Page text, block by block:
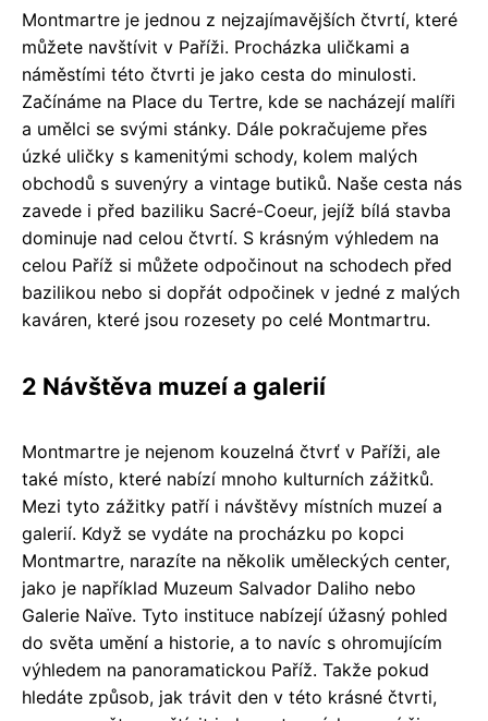
Montmartre je jednou z nejzajímavějších čtvrtí, které
můžete navštívit v Paříži. Procházka uličkami a
náměstími této čtvrti je jako cesta do minulosti.
Začínáme na Place du Tertre, kde se nacházejí malíři
a umělci se svými stánky. Dále pokračujeme přes
úzké uličky s kamenitými schody, kolem malých
obchodů s suvenýry a vintage butiků. Naše cesta nás
zavede i před baziliku Sacré-Coeur, jejíž bílá stavba
dominuje nad celou čtvrtí. S krásným výhledem na
celou Paříž si můžete odpočinout na schodech před
bazilikou nebo si dopřát odpočinek v jedné z malých
kaváren, které jsou rozesety po celé Montmartru.
2 Návštěva muzeí a galerií
Montmartre je nejenom kouzelná čtvrť v Paříži, ale
také místo, které nabízí mnoho kulturních zážitků.
Mezi tyto zážitky patří i návštěvy místních muzeí a
galerií. Když se vydáte na procházku po kopci
Montmartre, narazíte na několik uměleckých center,
jako je například Muzeum Salvador Daliho nebo
Galerie Naïve. Tyto instituce nabízejí úžasný pohled
do světa umění a historie, a to navíc s ohromujícím
výhledem na panoramatickou Paříž. Takže pokud
hledáte způsob, jak trávit den v této krásné čtvrti,